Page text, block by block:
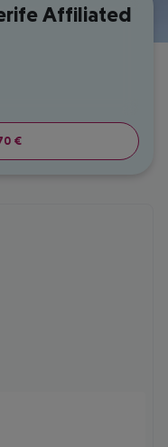
Affiliated
€